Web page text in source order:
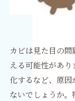
カビは見た目の
える可能性があ
化するなど、原
ないでしょうか